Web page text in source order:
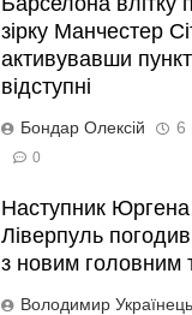
зірку Манчестер
активувавши
відступні
Бондар Олексій 6
0
Наступник
Ліверпуль
з новим головним
Володимир Українець